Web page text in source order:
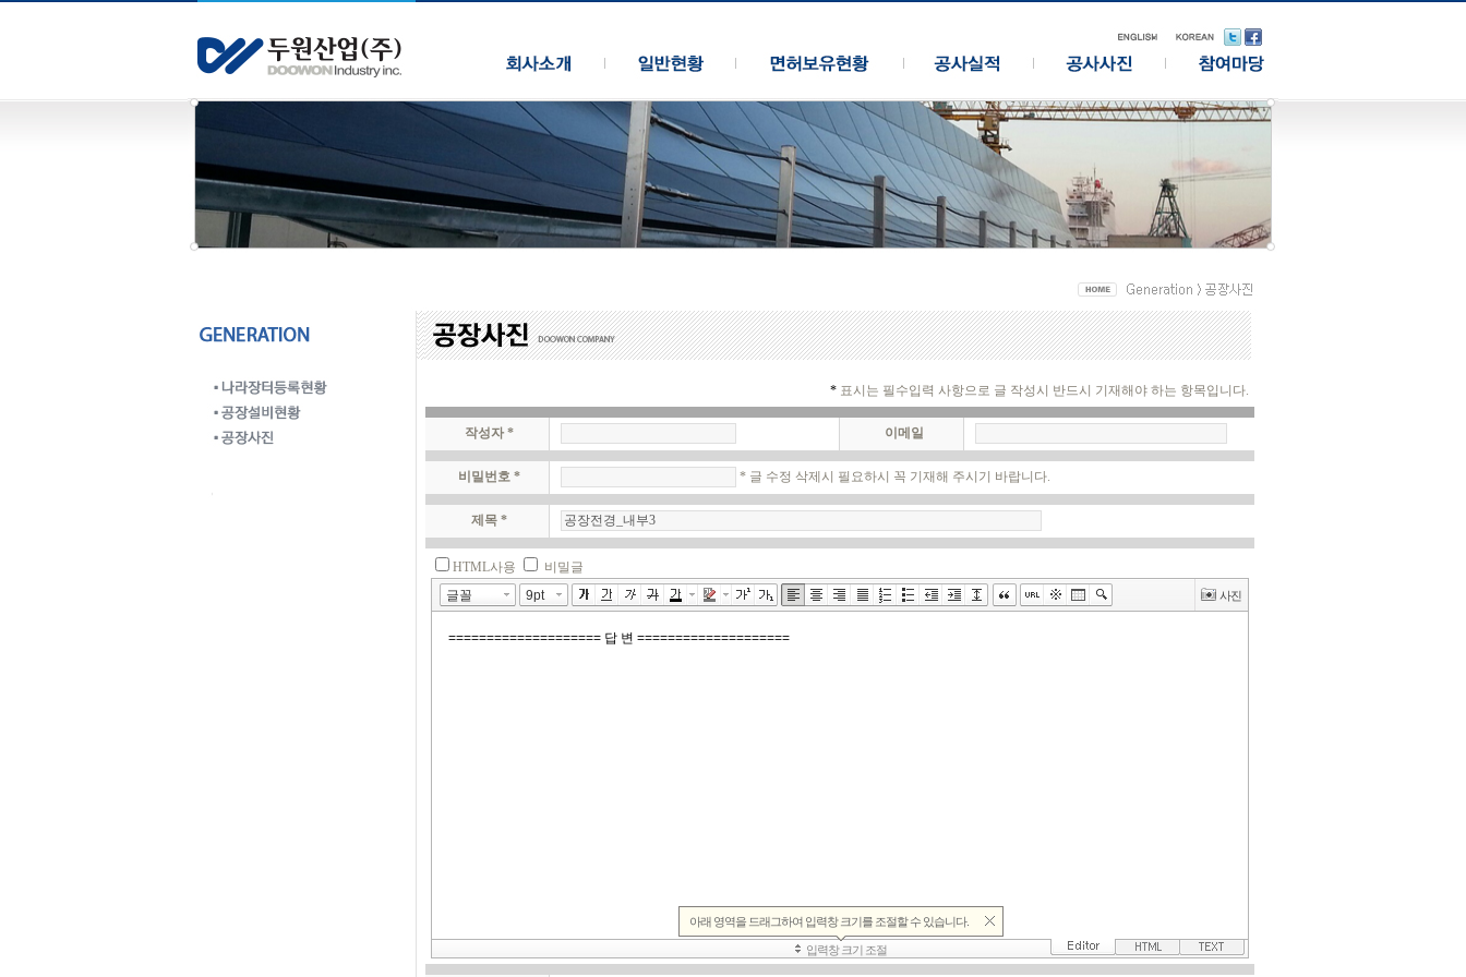
*표시는 필수입력 사항으로 글 작성시 반드시 기재해야 하는 항목입니다.
작성자 * 이메일
비밀번호 * * 글 수정 삭제시 필요하시 꼭 기재해 주시기 바랍니다.
제목 *
HTML사용 비밀글